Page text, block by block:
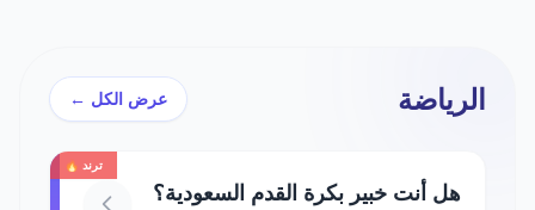
الرياضة عرض الكل ←
ترند 🔥
هل أنت خبير بكرة القدم السعودية؟